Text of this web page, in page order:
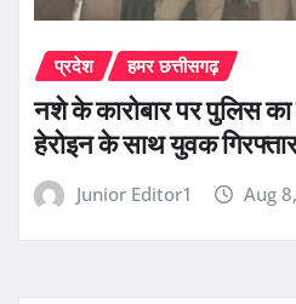
प्रदेश हमर छत्तीसगढ़
नशे के कारोबार पर पुलिस का
हेरोइन के साथ युवक
Junior Editor1 Aug